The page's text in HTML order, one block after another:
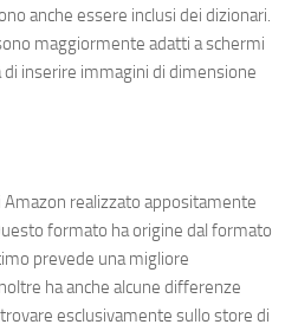
anche essere inclusi dei dizionari.
maggiormente adatti a schermi
di inserire immagini di dimensione
realizzato appositamente
formato ha origine dal formato
prevede una migliore
ha anche alcune differenze
esclusivamente sullo store di